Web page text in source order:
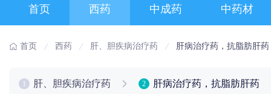
首页 西药 中成药 中药材
首页 西药 肝、胆疾病治疗药 肝病治疗药，抗脂肪肝药
肝、胆疾病治疗药 2 肝病治疗药，抗脂肪肝药